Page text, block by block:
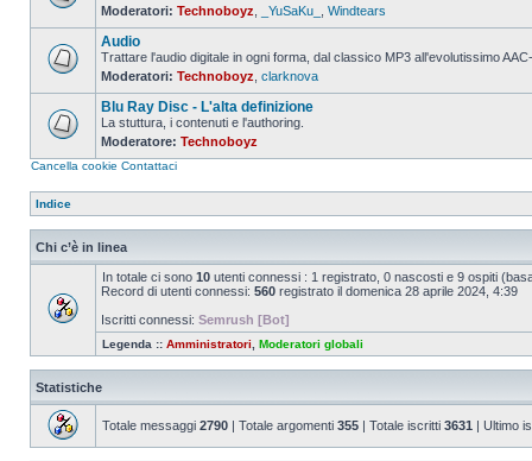
Nessun
messaggio
da
leggere
Moderatori: Technoboyz _YuSaKu_ Windtears
Nessun
messaggio
da
leggere
Audio
Trattare l'audio digitale in ogni forma, dal classico MP3 all'evolutissimo
Moderatori: Technoboyz clarknova
Nessun
messaggio
da
Blu Ray Disc - L'alta definizione
La stuttura, i contenuti e l'authoring.
Moderatore: Technoboyz
Cancella cookie Contattaci
Indice
Chi c’è in linea
In totale ci sono 10 utenti connessi : 1 registrato, 0 nascosti e 9 ospiti
Record di utenti connessi: 560 registrato il domenica 28 aprile 2024, 4:39
Iscritti connessi: Semrush [Bot]
Legenda :: Amministratori Moderatori globali
Statistiche
Totale messaggi 2790 | Totale argomenti 355 | Totale iscritti 3631 | Ultimo